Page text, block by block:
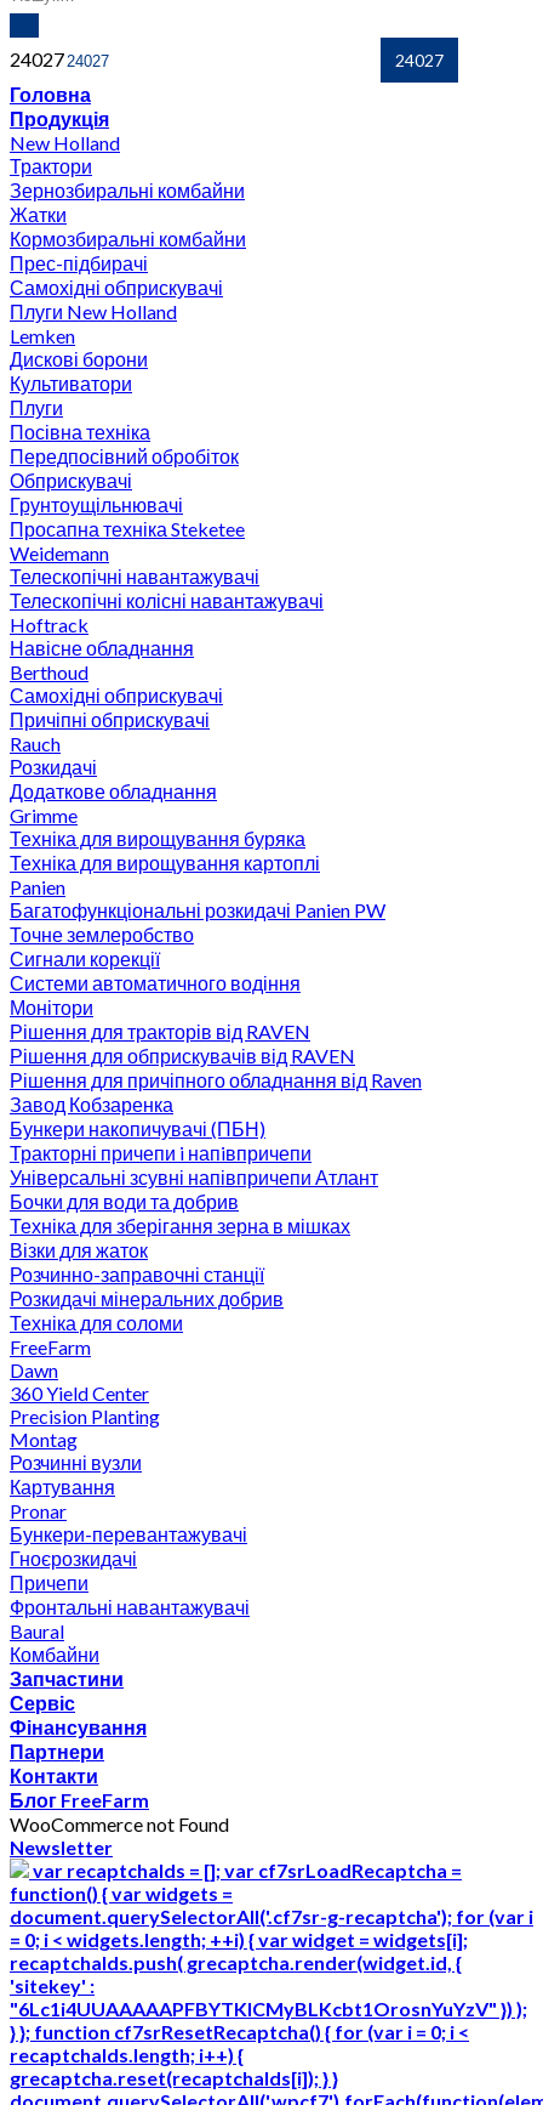
24027
Головна
Продукція
New Holland
Трактори
Зернозбиральні комбайни
Жатки
Кормозбиральні комбайни
Прес-підбирачі
Самохідні обприскувачі
Плуги New Holland
Lemken
Дискові борони
Культиватори
Плуги
Посівна техніка
Передпосівний обробіток
Обприскувачі
Грунтоущільнювачі
Просапна техніка Steketee
Weidemann
Телескопічні навантажувачі
Телескопічні колісні навантажувачі
Hoftrack
Навісне обладнання
Berthoud
Самохідні обприскувачі
Причіпні обприскувачі
Rauch
Розкидачі
Додаткове обладнання
Grimme
Техніка для вирощування буряка
Техніка для вирощування картоплі
Panien
Багатофункціональні розкидачі Panien PW
Точне землеробство
Сигнали корекції
Системи автоматичного водіння
Монітори
Рішення для тракторів від RAVEN
Рішення для обприскувачів від RAVEN
Рішення для причіпного обладнання від Raven
Завод Кобзаренка
Бункери накопичувачі (ПБН)
Тракторні причепи i напiвпричепи
Універсальні зсувні напівпричепи Атлант
Бочки для води та добрив
Техніка для зберігання зерна в мішках
Візки для жаток
Розчинно-заправочні станції
Розкидачі мінеральних добрив
Техніка для соломи
FreeFarm
Dawn
360 Yield Center
Precision Planting
Montag
Розчинні вузли
Картування
Pronar
Бункери-перевантажувачі
Гноєрозкидачі
Причепи
Фронтальні навантажувачі
Baural
Комбайни
Запчастини
Сервіс
Фінансування
Партнери
Контакти
Блог FreeFarm
WooCommerce not Found
Newsletter
var recaptchaIds = []; var cf7srLoadRecaptcha =
function() { var widgets =
document.querySelectorAll('.cf7sr-g-recaptcha'); for (var i
= 0; i < widgets.length; ++i) { var widget = widgets[i];
recaptchaIds.push( grecaptcha.render(widget.id, {
'sitekey' :
"6Lc1i4UUAAAAAPFBYTKICMyBLKcbt1OrosnYuYzV" }) );
} }; function cf7srResetRecaptcha() { for (var i = 0; i <
recaptchaIds.length; i++) {
grecaptcha.reset(recaptchaIds[i]); } }